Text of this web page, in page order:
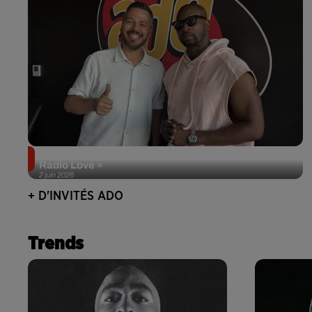
2 juin 2026
Radio Love »
+ D'INVITÉS ADO
Trends